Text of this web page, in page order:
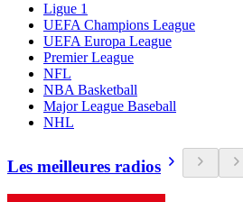
Ligue 1
UEFA Champions League
UEFA Europa League
Premier League
NFL
NBA Basketball
Major League Baseball
NHL
Les meilleures radios